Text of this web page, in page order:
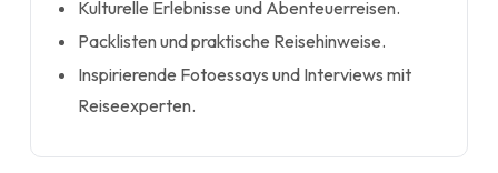
Kulturelle Erlebnisse und Abenteuerreisen.
Packlisten und praktische Reisehinweise.
Inspirierende Fotoessays und Interviews mit
Reiseexperten.